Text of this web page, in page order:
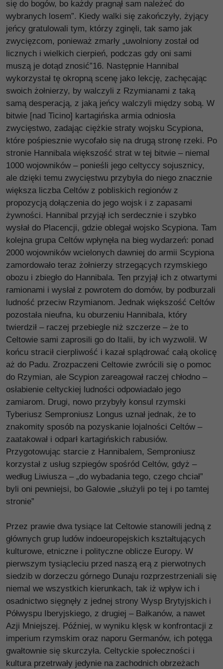
się do bogów, bo każdy pragnął sam należeć do
wybranych losem”. Kiedy walki się zakończyły, żyjący
jeńcy gratulowali tym, którzy zginęli, tak samo jak
zwycięzcom, ponieważ zmarły „uwolniony został od
licznych i wielkich cierpień, podczas gdy oni sami
muszą je dotąd znosić”16. Następnie Hannibal
wykorzystał tę okropną scenę jako lekcję, zachęcając
swoich żołnierzy, by walczyli z Rzymianami z taką
samą desperacją, z jaką jeńcy walczyli między sobą. W
bitwie [nad Ticino] kartagińska armia odniosła
zwycięstwo, zadając ciężkie straty wojsku Scypiona,
które pośpiesznie wycofało się na drugą stronę rzeki. Po
stronie Hannibala większość strat w tej bitwie – niemal
1000 wojowników – ponieśli jego celtyccy sojusznicy,
ale dzięki temu zwycięstwu przybyła do niego znacznie
większa liczba Celtów z pobliskich regionów z
propozycją dołączenia do jego wojsk i z zapasami
żywności. Hannibal przyjął ich serdecznie i szybko
wysłał do Placencji, gdzie oblegał wojsko Scypiona. Tam
kolejna grupa Celtów wpłynęła na bieg wydarzeń: ponad
2000 wojowników wcielonych dawniej do armii Scypiona
zamordowało teraz żołnierzy strzegących rzymskiego
obozu i zbiegło do Hannibala. Ten przyjął ich z otwartymi
ramionami i wysłał z powrotem do domów, by podburzali
ludność przeciw Rzymianom. Jednak większość Celtów
pozostała nieufna, ku oburzeniu Hannibala, który
twierdził – raczej przebiegle niż szczerze – że to
Celtowie sami zaprosili go do Italii, by ich wyzwolił. W
końcu stracił cierpliwość i kazał splądrować całą okolicę
aż do Padu. Zrozpaczeni Celtowie zwrócili się o pomoc
do Rzymian, ale Scypion zareagował raczej chłodno –
osłabienie celtyckiej ludności odpowiadało jego
zamiarom. Drugi, nowo przybyły konsul rzymski
Tyberiusz Semproniusz Longus uznał jednak, że to
znakomity sposób na pozyskanie lojalności Celtów –
zaatakował i odparł kartagińskich rabusiów.
Przygotowując starcie z Hannibalem, Semproniusz
korzystał z usług szpiegów spośród Celtów, gdyż –
według Liwiusza – „do wybadania tego, czego chciał”
byli oni pewniejsi, bo Galowie „służyli po tej i po tamtej
stronie”
Przez prawie dwa tysiące lat Celtowie stanowili jedną z
głównych grup ludów indoeuropejskich kształtujących
kulturowe, etniczne i polityczne oblicze Europy. W
pierwszym tysiącleciu przed naszą erą z pierwotnych
siedzib w dorzeczu górnego Dunaju rozprzestrzeniali się
niemal we wszystkich kierunkach, tak iż wpływ ich i
osadnictwo sięgnęły z jednej strony Wysp Brytyjskich i
Półwyspu Iberyjskiego, z drugiej – Bałkanów, a nawet
Azji Mniejszej. Później, w wyniku klęsk w konfrontacji z
imperium rzymskim oraz naporu Germanów, ich potęga
gwałtownie się skurczyła. Celtyckie społeczności i
kultura przetrwały jedynie na zachodnich obrzeżach